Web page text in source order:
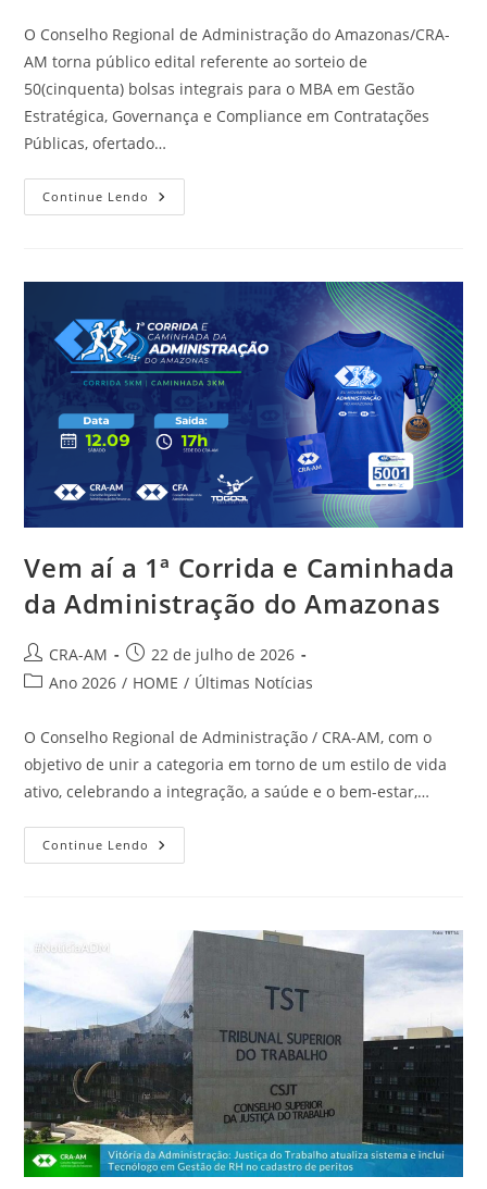
O Conselho Regional de Administração do Amazonas/CRA-
AM torna público edital referente ao sorteio de
50(cinquenta) bolsas integrais para o MBA em Gestão
Estratégica, Governança e Compliance em Contratações
Públicas, ofertado…
Continue Lendo
Vem aí a 1ª Corrida e Caminhada
da Administração do Amazonas
CRA-AM
22 de julho de 2026
Ano 2026 / HOME / Últimas Notícias
O Conselho Regional de Administração / CRA-AM, com o
objetivo de unir a categoria em torno de um estilo de vida
ativo, celebrando a integração, a saúde e o bem-estar,…
Continue Lendo